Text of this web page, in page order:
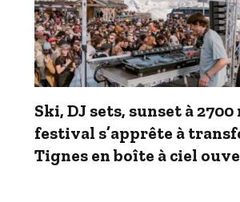
Ski, DJ sets, sunset à 2700
festival s’apprête à
Tignes en boîte à ciel